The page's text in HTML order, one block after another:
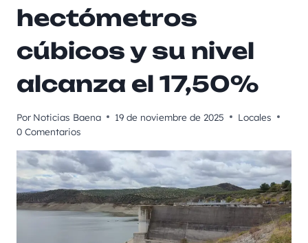
hectómetros
cúbicos y su nivel
alcanza el 17,50%
Por Noticias Baena 19 de noviembre de 2025
Locales
0 Comentarios